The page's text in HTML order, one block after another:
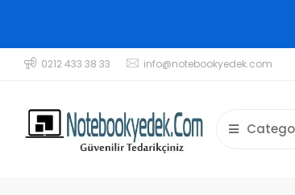
0212 433 38 33 info@notebookyedek.com